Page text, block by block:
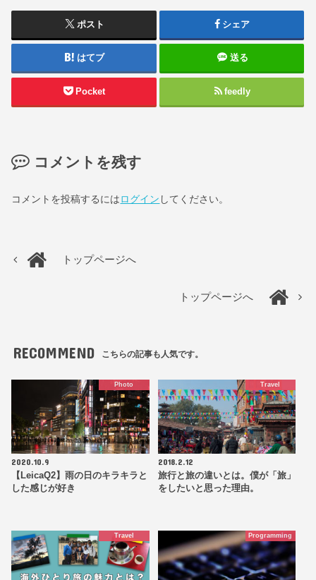
ポスト シェア
はてブ 送る
Pocket feedly
コメントを残す
コメントを投稿するにはログイン してください。
トップページへ
トップページへ
RECOMMEND こちらの記事も人気です。
Photo
2020.10.9
【LeicaQ2】雨の日のキラキラと
した感じが好き
Travel
2018.2.12
旅行と旅の違いとは。僕が「旅」
をしたいと思った理由。
Travel Programming